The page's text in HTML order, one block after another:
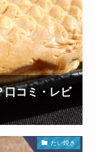
コミ・レビ
たい焼き